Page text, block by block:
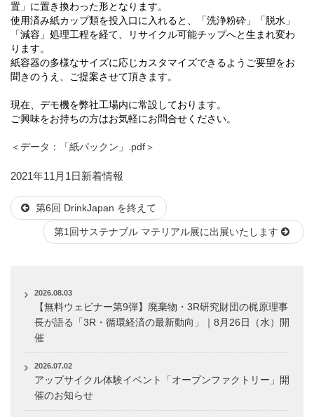
置」に置き換わった形となります。
使用済み紙カップ類を投入口に入れると、「洗浄粉砕」「脱水」
「減容」処理工程を経て、リサイクル可能チップへと生まれ変わ
ります。
紙容器の多様なサイズに応じカスタマイズできるようご要望をお
聞きのうえ、ご提案させて頂きます。
現在、デモ機を弊社工場内に常設しております。
ご興味をお持ちの方はお気軽にお問合せください。
＜データ：「紙パックン」.pdf＞
投
日:
2021年11月1日カ
ゴ
リ
ー
新着情報
第6回 DrinkJapan を終えて
第1回サステナブル マテリアル展に出展いたします
2026.08.03
【無料ウェビナー第9弾】廃棄物・3R研究財団の梶原理事
長が語る「3R・循環経済の最新動向」｜8月26日（水）開
催
2026.07.02
アップサイクル体験イベント「オープンファクトリー」開
催のお知らせ